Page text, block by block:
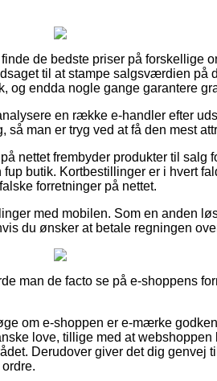
de bedste priser på forskellige
til at stampe salgsværdien på
og endda nogle gange garantere
en række e-handler efter
man er tryg ved at få den mest
nettet frembyder produkter til salg
butik. Kortbestillinger er i hvert
forretninger på nettet.
med mobilen. Som en anden
du ønsker at betale regningen
man de facto se på e-shoppens
om e-shoppen er e-mærke
love, tillige med at
Derudover giver det dig genvej